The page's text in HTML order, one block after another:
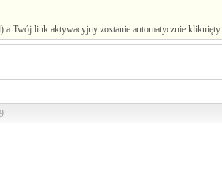
a Twój link aktywacyjny zostanie automatycznie kliknięty.